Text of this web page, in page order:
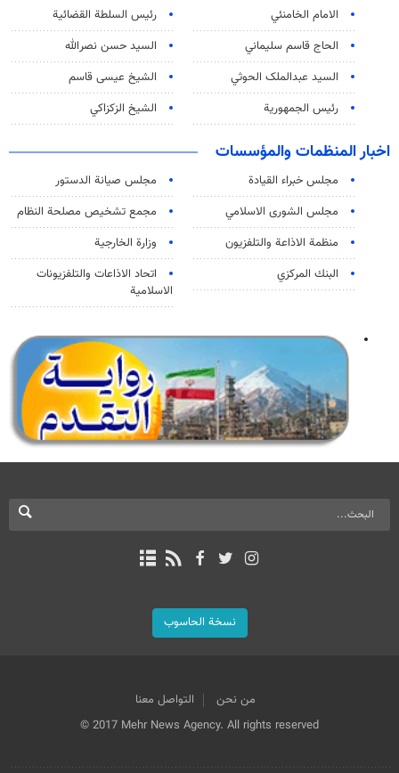
الامام الخامنئي
رئیس السلطة القضائیة
الحاج قاسم سليماني
السيد حسن نصرالله
السید عبدالملک الحوثي
الشيخ عيسى قاسم
رئيس الجمهورية
الشيخ الزكزاكي
اخبار المنظمات والمؤسسات
مجلس خبراء القيادة
مجلس صيانة الدستور
مجلس الشورى الاسلامي
مجمع تشخيص مصلحة النظام
منظمة الاذاعة والتلفزیون
وزارة الخارجية
البنك المركزي
اتحاد الاذاعات والتلفزيونات
الاسلامية
نسخة الحاسوب
من نحن
التواصل معنا
© 2017 Mehr News Agency. All rights reserved